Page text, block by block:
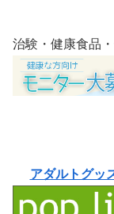
治験・健康食品
アダルトグッ